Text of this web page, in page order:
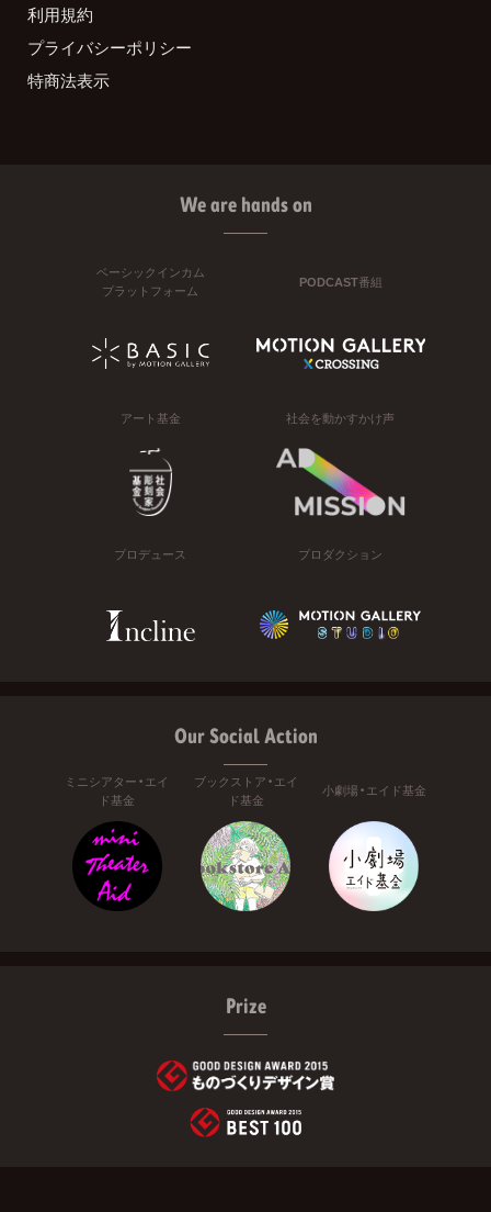
利用規約
プライバシーポリシー
特商法表示
We are hands on
ベーシックインカム
プラットフォーム
PODCAST番組
アート基金 社会を動かすかけ声
プロデュース プロダクション
Our Social Action
ミニシアター・エイ
ド基金
ブックストア・エイ
ド基金
小劇場・エイド基金
Prize